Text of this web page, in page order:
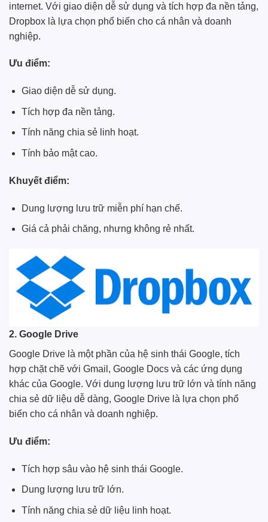
internet. Với giao diện dễ sử dụng và tích hợp đa nền tảng,
Dropbox là lựa chọn phổ biến cho cá nhân và doanh
nghiệp.
Ưu điểm:
Giao diện dễ sử dụng.
Tích hợp đa nền tảng.
Tính năng chia sẻ linh hoạt.
Tính bảo mật cao.
Khuyết điểm:
Dung lượng lưu trữ miễn phí hạn chế.
Giá cả phải chăng, nhưng không rẻ nhất.
2. Google Drive
Google Drive là một phần của hệ sinh thái Google, tích
hợp chặt chẽ với Gmail, Google Docs và các ứng dụng
khác của Google. Với dung lượng lưu trữ lớn và tính năng
chia sẻ dữ liệu dễ dàng, Google Drive là lựa chọn phổ
biến cho cá nhân và doanh nghiệp.
Ưu điểm:
Tích hợp sâu vào hệ sinh thái Google.
Dung lượng lưu trữ lớn.
Tính năng chia sẻ dữ liệu linh hoạt.